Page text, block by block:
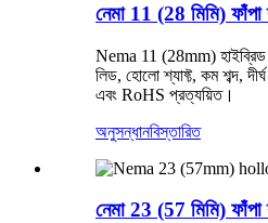
নেমা 11 (28 মিমি) ফাঁপা
Nema 11 (28mm) হাইব্রিড
লিড, হোলো শ্যাফ্ট, কম শব্দ,
এবং RoHS প্রত্যয়িত।
অনুসন্ধানবিস্তারিত
নেমা 23 (57 মিমি) ফাঁপা